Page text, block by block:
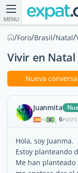
MENU
/Foro/Brasil/Natal/
Vivir en Natal
Nueva
Juanmita
| 6POSTS
Hola, soy Juanma.
Estoy planteando
Me han